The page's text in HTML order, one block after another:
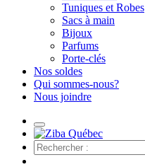
Tuniques et Robes
Sacs à main
Bijoux
Parfums
Porte-clés
Nos soldes
Qui sommes-nous?
Nous joindre